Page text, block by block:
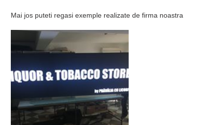
Mai jos puteti regasi exemple realizate de firma noastra